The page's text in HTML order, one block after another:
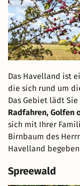
Das Havelland ist
die sich rund um
Das Gebiet lädt Sie
Radfahren, Golfen
sich mit Ihrer
Birnbaum des
Havelland
Spreewald